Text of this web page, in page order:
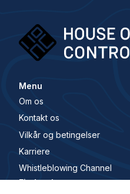
Menu
Om os
Kontakt os
Vilkår og betingelser
Karriere
Whistleblowing Channel
Find os her.